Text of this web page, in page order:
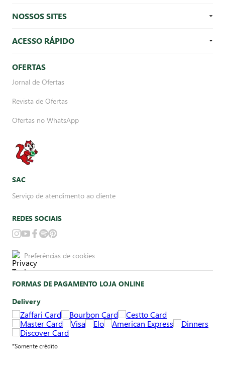
NOSSOS SITES
ACESSO RÁPIDO
OFERTAS
Jornal de Ofertas
Revista de Ofertas
Ofertas no WhatsApp
SAC
Serviço de atendimento ao cliente
REDES SOCIAIS
Preferências de cookies
FORMAS DE PAGAMENTO LOJA ONLINE
Delivery
*Somente crédito